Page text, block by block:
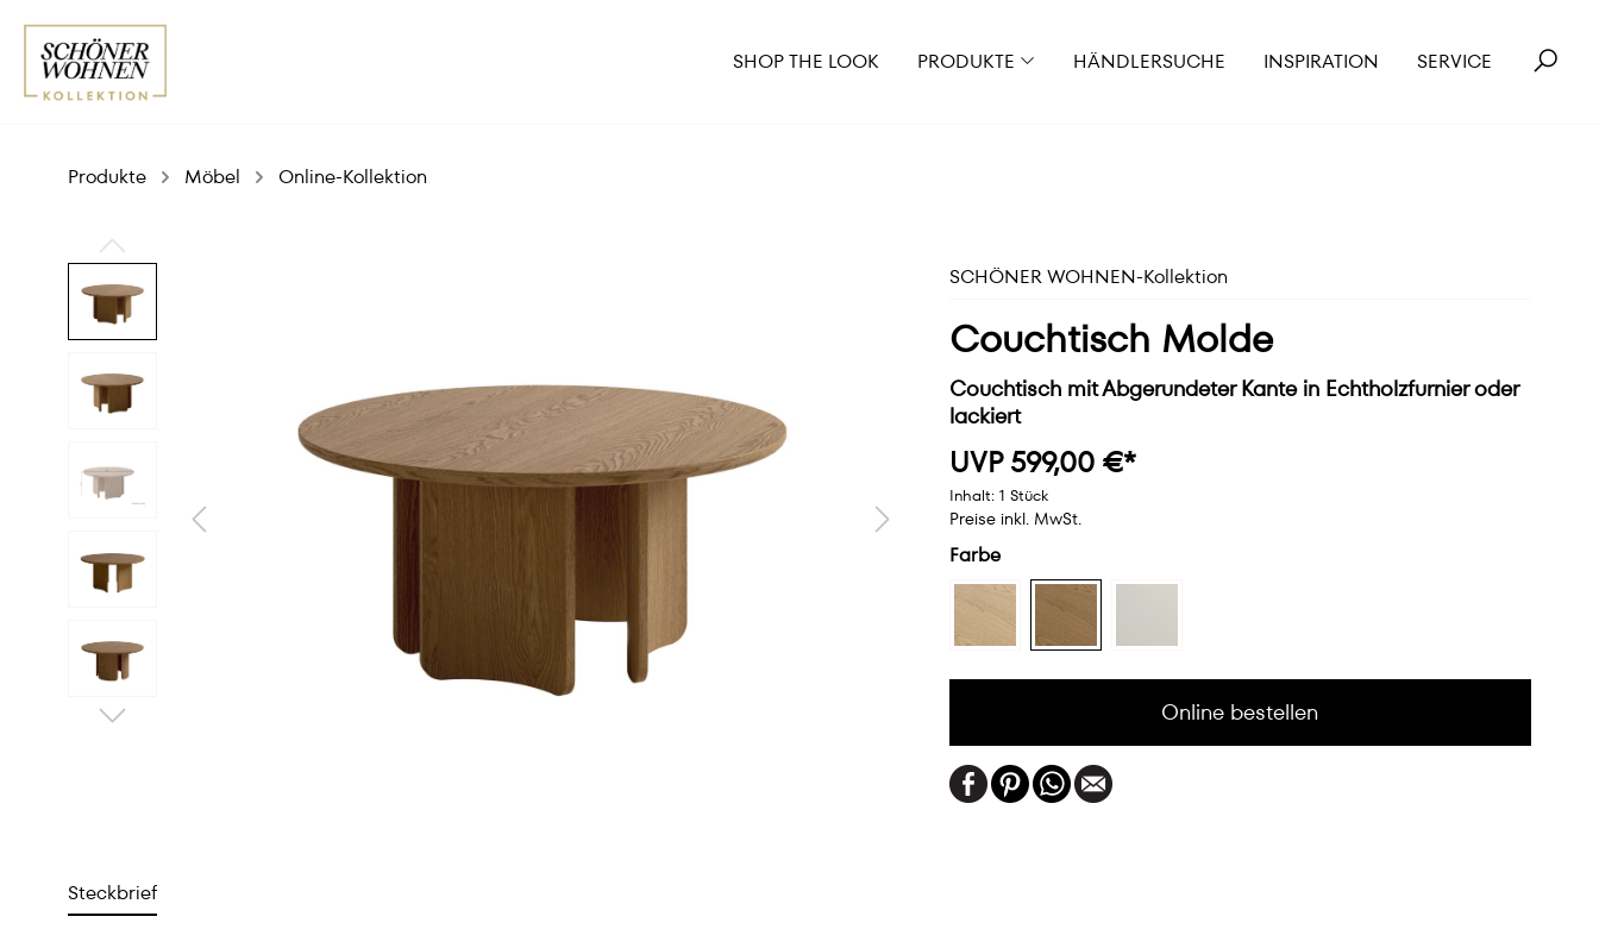
SHOP THE LOOK PRODUKTE HÄNDLERSUCHE INSPIRATION SERVICE
Produkte Möbel Online-Kollektion
SCHÖNER WOHNEN-Kollektion
Couchtisch Molde
Couchtisch mit Abgerundeter Kante in Echtholzfurnier oder
lackiert
UVP 599,00 €*
Inhalt: 1 Stück
Preise inkl. MwSt.
Farbe
Online bestellen
Steckbrief